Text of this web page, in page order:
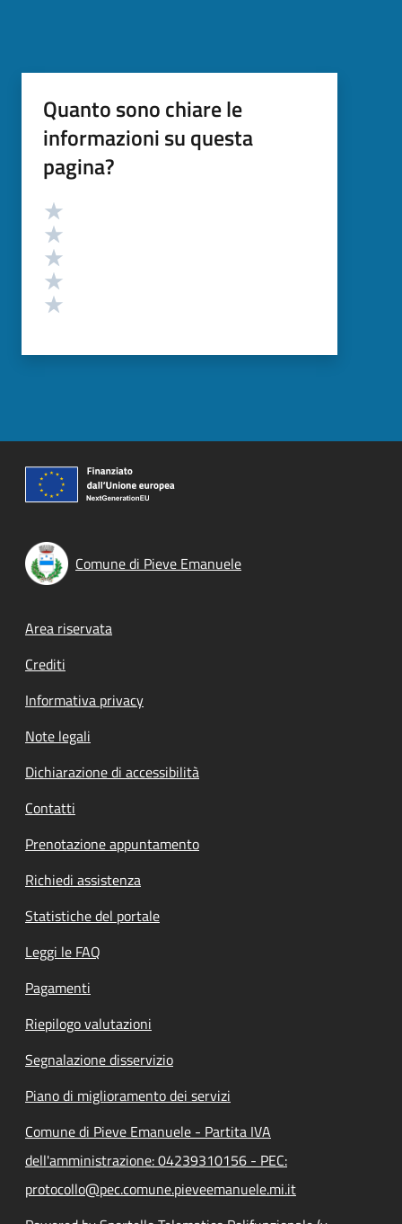
Quanto sono chiare le
informazioni su questa
pagina?
Valutazione
Comune di Pieve Emanuele
Footer menu
Area riservata
Crediti
Informativa privacy
Note legali
Dichiarazione di accessibilità
Contatti
Prenotazione appuntamento
Richiedi assistenza
Statistiche del portale
Leggi le FAQ
Pagamenti
Riepilogo valutazioni
Segnalazione disservizio
Piano di miglioramento dei servizi
Comune di Pieve Emanuele - Partita IVA
dell'amministrazione: 04239310156 - PEC:
protocollo@pec.comune.pieveemanuele.mi.it